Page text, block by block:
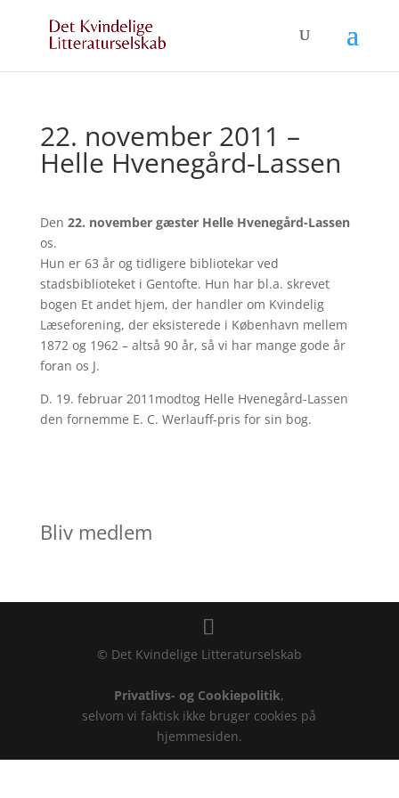
22. november 2011 –
Helle Hvenegård-Lassen
Den 22. november gæster Helle Hvenegård-Lassen
os.
Hun er 63 år og tidligere bibliotekar ved
stadsbiblioteket i Gentofte. Hun har bl.a. skrevet
bogen Et andet hjem, der handler om Kvindelig
Læseforening, der eksisterede i København mellem
1872 og 1962 – altså 90 år, så vi har mange gode år
foran os J.
D. 19. februar 2011modtog Helle Hvenegård-Lassen
den fornemme E. C. Werlauff-pris for sin bog.
Bliv medlem
© Det Kvindelige Litteraturselskab
Privatlivs- og Cookiepolitik,
selvom vi faktisk ikke bruger cookies på
hjemmesiden.